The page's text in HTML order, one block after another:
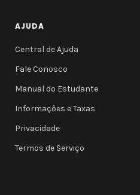
AJUDA
Central de Ajuda
Fale Conosco
Manual do Estudante
Informações e Taxas
Privacidade
Termos de Serviço